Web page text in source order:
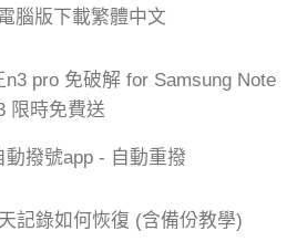
腦版下載繁體中文
n3 pro 免破解 for Samsung Note
限時免費送
動撥號app - 自動重撥
記錄如何恢復 (含備份教學)